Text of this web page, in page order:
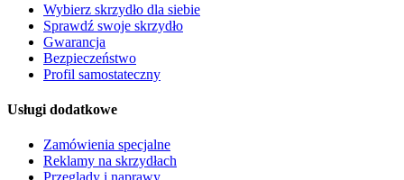
Wybierz skrzydło dla siebie
Sprawdź swoje skrzydło
Gwarancja
Bezpieczeństwo
Profil samostateczny
Usługi dodatkowe
Zamówienia specjalne
Reklamy na skrzydłach